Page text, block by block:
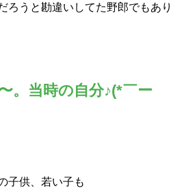
ろうと勘違いしてた野郎でもあり
。当時の自分♪(*￣ー
子供、若い子も